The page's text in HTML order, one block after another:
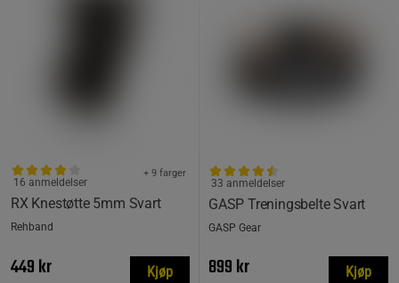
RX Knestøtte 5mm Svart
+ 9 farger
16 anmeldelser
Rehband
449 kr Kjøp
GASP Treningsbelte Svart
33 anmeldelser
GASP Gear
899 kr Kjøp